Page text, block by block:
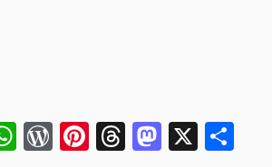
W W
Pi
T
M
X